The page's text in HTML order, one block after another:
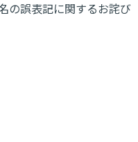
の誤表記に関するお詫び